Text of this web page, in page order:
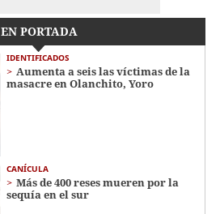
EN PORTADA
IDENTIFICADOS
Aumenta a seis las víctimas de la
masacre en Olanchito, Yoro
CANÍCULA
Más de 400 reses mueren por la
sequía en el sur